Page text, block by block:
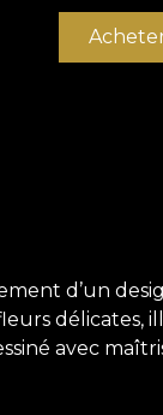
d’un
délicates,
avec